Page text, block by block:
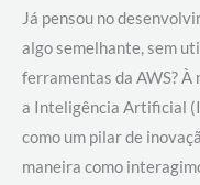
Já pensou no
algo semelhante, sem
ferramentas da AWS?
a Inteligência Artificial
como um pilar de
maneira como